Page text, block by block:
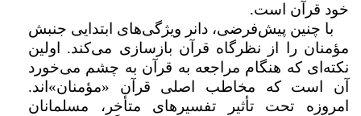
خود قرآن است.
با چنین پیش‌فرضی، دانر ویژگی‌های ابتدایی جنبش
مؤمنان را از نظرگاه قرآن بازسازی می‌کند. اولین
نکته‌ای که هنگام مراجعه به قرآن به‌ چشم می‌خورد
آن است که مخاطب اصلی قرآن «مؤمنان»‌اند.
امروزه تحت تأثیر تفسیرهای متأخر، مسلمانان